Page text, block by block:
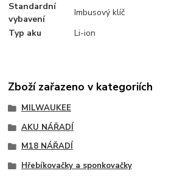
Standardní
vybavení
Imbusový klíč
Typ aku
Li-ion
Zboží zařazeno v kategoriích
MILWAUKEE
AKU NÁŘADÍ
M18 NÁŘADÍ
Hřebíkovačky a sponkovačky